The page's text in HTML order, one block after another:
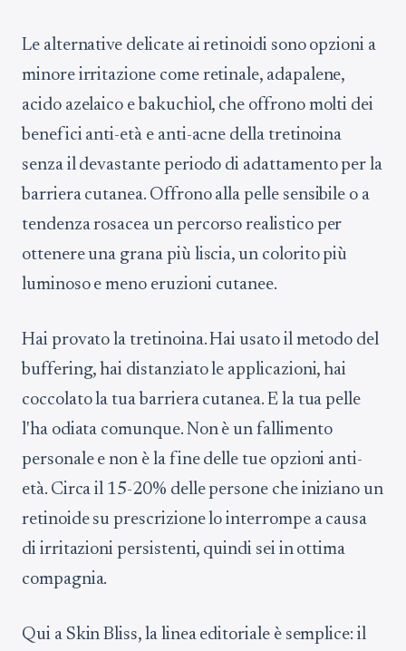
Le alternative delicate ai retinoidi sono opzioni a
minore irritazione come retinale, adapalene,
acido azelaico e bakuchiol, che offrono molti dei
benefici anti-età e anti-acne della tretinoina
senza il devastante periodo di adattamento per la
barriera cutanea. Offrono alla pelle sensibile o a
tendenza rosacea un percorso realistico per
ottenere una grana più liscia, un colorito più
luminoso e meno eruzioni cutanee.
Hai provato la tretinoina. Hai usato il metodo del
buffering, hai distanziato le applicazioni, hai
coccolato la tua barriera cutanea. E la tua pelle
l'ha odiata comunque. Non è un fallimento
personale e non è la fine delle tue opzioni anti-
età. Circa il 15-20% delle persone che iniziano un
retinoide su prescrizione lo interrompe a causa
di irritazioni persistenti, quindi sei in ottima
compagnia.
Qui a Skin Bliss, la linea editoriale è semplice: il